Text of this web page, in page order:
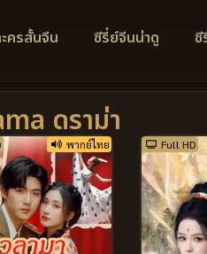
ครสั้นจีน ซีรี่ย์จีนน่าดู ซี
ดราม่า
พากย์ไทย Full HD